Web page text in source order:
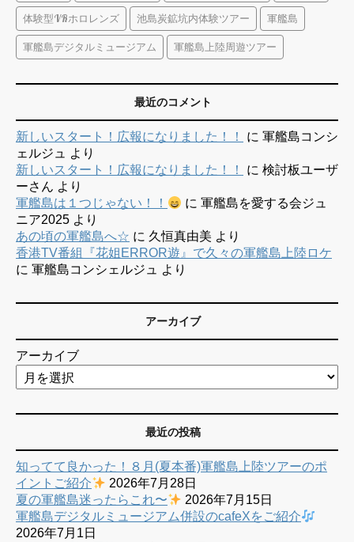
体験型VRホロレンズ 池島炭鉱坑内体験ツアー 軍艦島
軍艦島デジタルミュージアム 軍艦島上陸周遊ツアー
最近のコメント
新しいスタート！広報になりました！！ に 軍艦島コンシ
ェルジュ
より
新しいスタート！広報になりました！！
に 検討板ユーザ
ーさん より
軍艦島は１つじゃない！！
に軍艦島を愛する会ジュ
ニア2025 より
あの頃の軍艦島へ☆ に 久恒真由美 より
香港TV番組『花姐ERROR遊』で久々の軍艦島上陸ロケ
に 軍艦島コンシェルジュ より
アーカイブ
アーカイブ
最近の投稿
知ってて良かった！８月(夏本番)軍艦島上陸ツアーのポ
イントご紹介
2026年7月28日
夏の軍艦島迷ったらこれ〜
2026年7月15日
軍艦島デジタルミュージアム併設のcafeXをご紹介
2026年7月1日